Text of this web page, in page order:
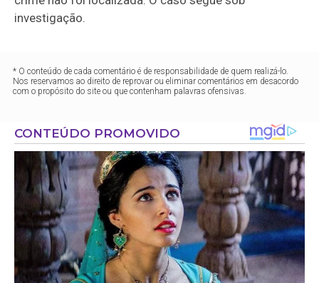
investigação.
* O conteúdo de cada comentário é de responsabilidade de quem realizá-lo.
Nos reservamos ao direito de reprovar ou eliminar comentários em desacordo
com o propósito do site ou que contenham palavras ofensivas.